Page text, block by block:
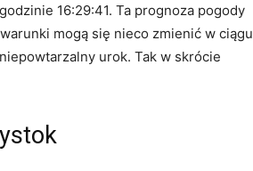
16:29:41. Ta prognoza pogody
mogą się nieco zmienić w ciągu
urok. Tak w skrócie